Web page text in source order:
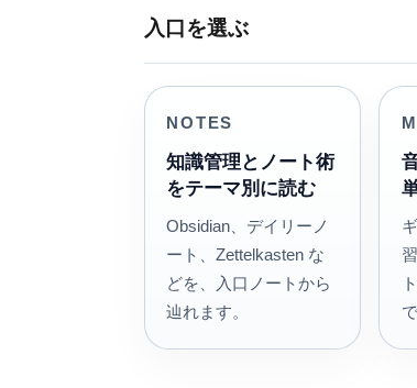
入口を選ぶ
NOTES
知識管理とノート術
をテーマ別に読む
Obsidian、デイリーノ
ート、Zettelkasten な
どを、入口ノートから
辿れます。